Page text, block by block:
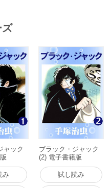
ズ
ャック
み
ブラック・ジャック
(2) 電子書籍版
試し読み